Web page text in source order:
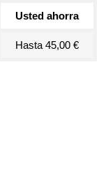
Usted ahorra
Hasta 45,00 €